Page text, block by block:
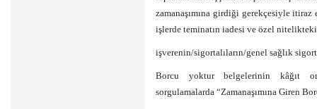
zamanaşımına girdiği gerekçesiyle
işlerde teminatın iadesi ve özel
işverenin/sigortalıların/genel sağlık
Borcu yoktur belgelerinin kâğıt
sorgulamalarda “Zamanaşımına Giren